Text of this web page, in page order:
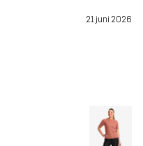
21 juni 2026